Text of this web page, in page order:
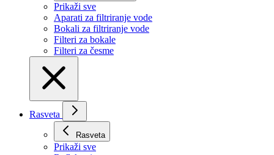
Prikaži svе
Aparati za filtriranje vode
Bokali za filtriranje vode
Filteri za bokale
Filteri za česme
Rasveta
Rasveta
Prikaži svе